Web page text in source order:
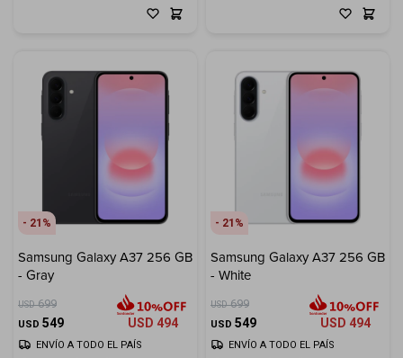
21
Samsung Galaxy A37 256 GB
- Gray
USD 699
USD 549 USD 494
ENVÍO A TODO EL PAÍS
21
Samsung Galaxy A37 256 GB
- White
USD 699
USD 549 USD 494
ENVÍO A TODO EL PAÍS